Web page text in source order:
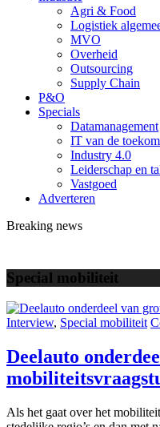
Agri & Food
Logistiek
MVO
Overheid
Outsourcing
Supply Chain
P&O
Specials
Datamanagement
IT van de
Industry 4.0
Leiderschap en
Vastgoed
Adverteren
Breaking news
Special mobiliteit
Interview, Special mobiliteit
Deelauto
Als het gaat over het